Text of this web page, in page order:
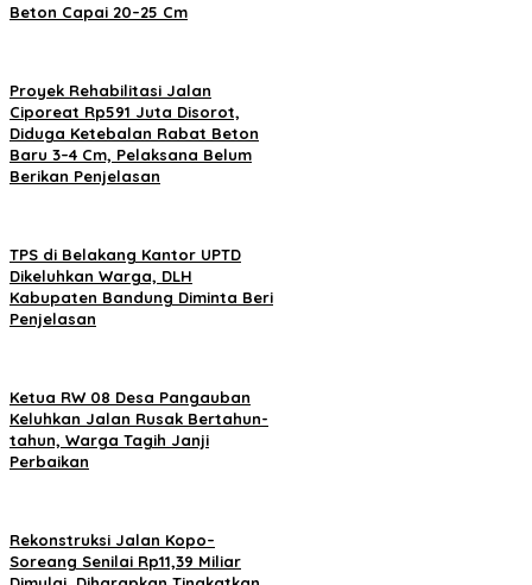
Beton Capai 20–25 Cm
Proyek Rehabilitasi Jalan
Ciporeat Rp591 Juta Disorot,
Diduga Ketebalan Rabat Beton
Baru 3–4 Cm, Pelaksana Belum
Berikan Penjelasan
TPS di Belakang Kantor UPTD
Dikeluhkan Warga, DLH
Kabupaten Bandung Diminta Beri
Penjelasan
Ketua RW 08 Desa Pangauban
Keluhkan Jalan Rusak Bertahun-
tahun, Warga Tagih Janji
Perbaikan
Rekonstruksi Jalan Kopo–
Soreang Senilai Rp11,39 Miliar